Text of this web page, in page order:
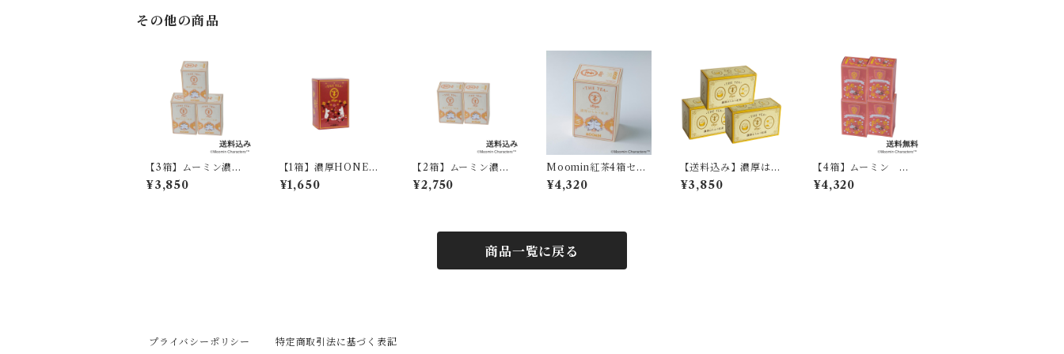
その他の商品
【3箱】ムーミン濃厚
はちみつ紅茶 07413
¥3,850
【1箱】濃厚HONEY
ROSE紅茶020959
¥1,650
【2箱】ムーミン濃厚
はちみつ紅茶 07412
¥2,750
Moomin紅茶4箱セッ
ト023103 023110 02
3127 020959
¥4,320
【送料込み】濃厚はち
みつ紅茶 3箱 00002
054
¥3,850
【4箱】ムーミン ア
ップルシナモンティー
07411
¥4,320
商品一覧に戻る
プライバシーポリシー 特定商取引法に基づく表記